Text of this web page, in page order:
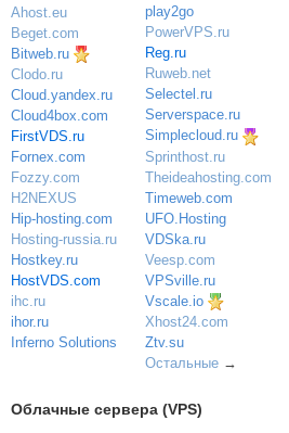
Ahost.eu
Beget.com
Bitweb.ru
Clodo.ru
Cloud.yandex.ru
Cloud4box.com
FirstVDS.ru
Fornex.com
Fozzy.com
H2NEXUS
Hip-hosting.com
Hosting-russia.ru
Hostkey.ru
HostVDS.com
ihc.ru
ihor.ru
Inferno Solutions
play2go
PowerVPS.ru
Reg.ru
Ruweb.net
Selectel.ru
Serverspace.ru
Simplecloud.ru
Sprinthost.ru
Theideahosting.com
Timeweb.com
UFO.Hosting
VDSka.ru
Veesp.com
VPSville.ru
Vscale.io
Xhost24.com
Ztv.su
Остальные→
Облачные сервера (VPS)